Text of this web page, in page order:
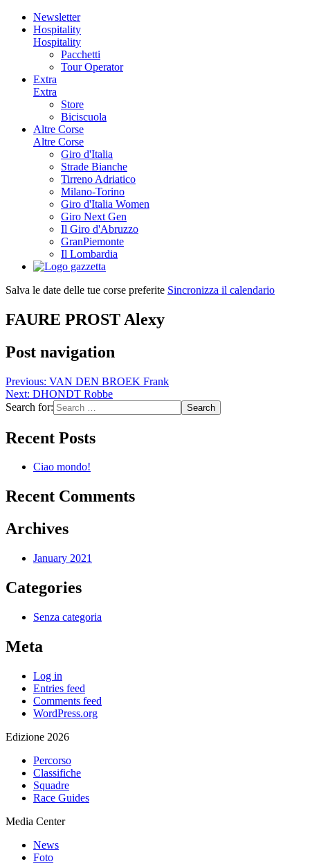
Newsletter
Hospitality
Hospitality
Pacchetti
Tour Operator
Extra
Extra
Store
Biciscuola
Altre Corse
Altre Corse
Giro d'Italia
Strade Bianche
Tirreno Adriatico
Milano-Torino
Giro d'Italia Women
Giro Next Gen
Il Giro d'Abruzzo
GranPiemonte
Il Lombardia
Salva le date delle tue corse preferite Sincronizza il calendario
FAURE PROST Alexy
Post navigation
Previous: VAN DEN BROEK Frank
Next: DHONDT Robbe
Search for:
Recent Posts
Ciao mondo!
Recent Comments
Archives
January 2021
Categories
Senza categoria
Meta
Log in
Entries feed
Comments feed
WordPress.org
Edizione 2026
Percorso
Classifiche
Squadre
Race Guides
Media Center
News
Foto